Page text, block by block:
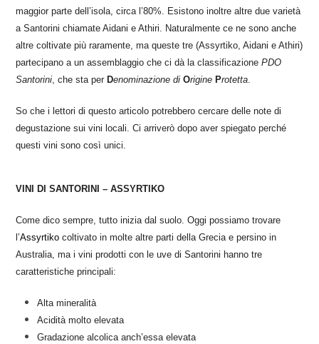
maggior parte dell’isola, circa l’80%. Esistono inoltre altre due varietà
a Santorini chiamate Aidani e Athiri. Naturalmente ce ne sono anche
altre coltivate più raramente, ma queste tre (Assyrtiko, Aidani e Athiri)
partecipano a un assemblaggio che ci dà la classificazionePDO
Santorini, che sta per Denominazione diOrigine Protetta.
So che i lettori di questo articolo potrebbero cercare delle note di
degustazione sui vini locali. Ci arriverò dopo aver spiegato perché
questi vini sono così unici.
VINI DI SANTORINI – ASSYRTIKO
Come dico sempre, tutto inizia dal suolo. Oggi possiamo trovare
l’Assyrtiko coltivato in molte altre parti della Grecia e persino in
Australia, ma i vini prodotti con le uve di Santorini hanno tre
caratteristiche principali:
Alta mineralità
Acidità molto elevata
Gradazione alcolica anch’essa elevata